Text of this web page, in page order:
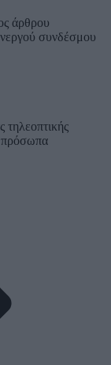
άρθρου
συνδέσμου
πρόσωπα